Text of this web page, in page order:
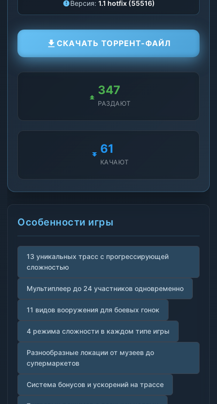
Версия: 1.1 hotfix (55516)
СКАЧАТЬ ТОРРЕНТ-ФАЙЛ
347
РАЗДАЮТ
61
КАЧАЮТ
Особенности игры
13 уникальных трасс с прогрессирующей
сложностью
Мультиплеер до 24 участников одновременно
11 видов вооружения для боевых гонок
4 режима сложности в каждом типе игры
Разнообразные локации от музеев до
супермаркетов
Система бонусов и ускорений на трассе